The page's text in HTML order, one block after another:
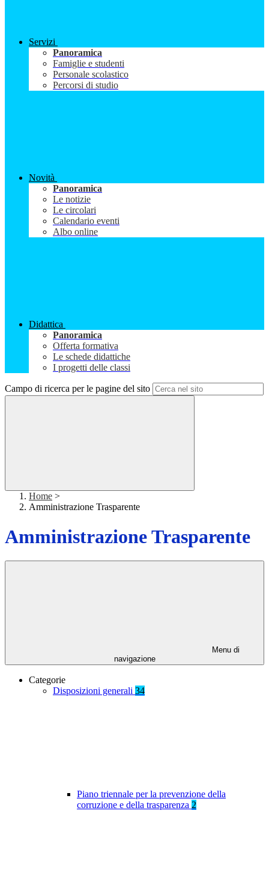
Servizi
Panoramica
Famiglie e studenti
Personale scolastico
Percorsi di studio
Novità
Panoramica
Le notizie
Le circolari
Calendario eventi
Albo online
Didattica
Panoramica
Offerta formativa
Le schede didattiche
I progetti delle classi
Campo di ricerca per le pagine del sito
Home >
Amministrazione Trasparente
Amministrazione Trasparente
Menu di
navigazione
Categorie
Disposizioni generali 34
Piano triennale per la prevenzione della
corruzione e della trasparenza 2